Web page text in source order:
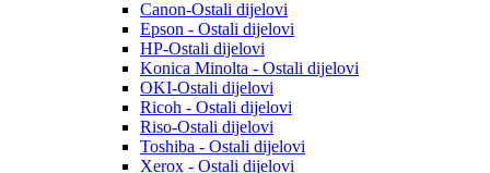
Canon-Ostali dijelovi
Epson - Ostali dijelovi
HP-Ostali dijelovi
Konica Minolta - Ostali dijelovi
OKI-Ostali dijelovi
Ricoh - Ostali dijelovi
Riso-Ostali dijelovi
Toshiba - Ostali dijelovi
Xerox - Ostali dijelovi